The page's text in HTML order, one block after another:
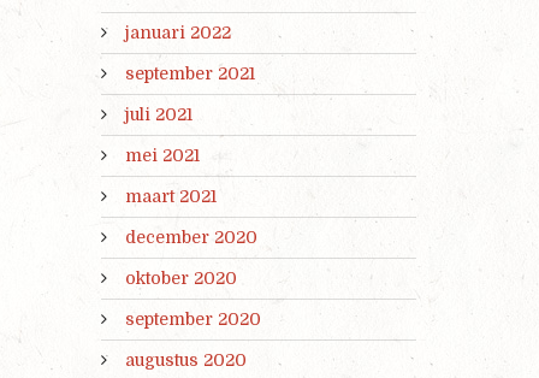
januari 2022
september 2021
juli 2021
mei 2021
maart 2021
december 2020
oktober 2020
september 2020
augustus 2020